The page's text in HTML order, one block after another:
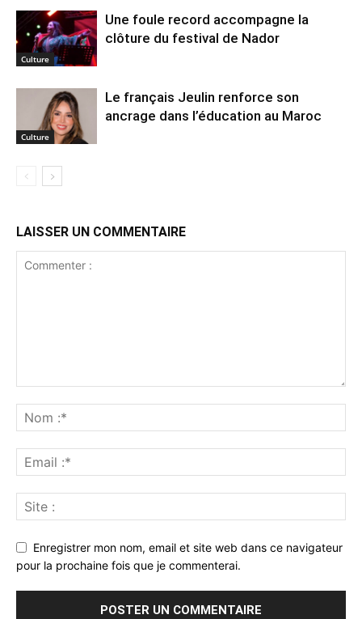
Culture
Une foule record accompagne la
clôture du festival de Nador
Culture
Le français Jeulin renforce son
ancrage dans l’éducation au Maroc
LAISSER UN COMMENTAIRE
Enregistrer mon nom, email et site web dans ce navigateur
pour la prochaine fois que je commenterai.